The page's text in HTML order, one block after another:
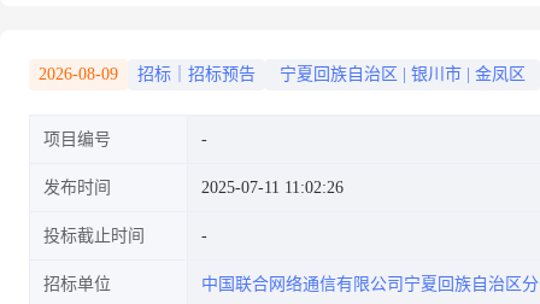
采购需求公示
2026-08-09 招标｜招标预告 宁夏回族自治区 银川市 金凤区
项目编号
发布时间 2025-07-11 11:02:26
投标截止时间
招标单位 中国联合网络通信有限公司宁夏回族自治区